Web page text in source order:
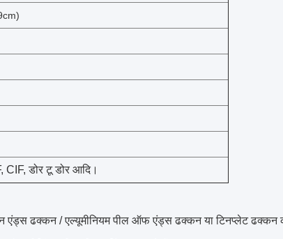
डोर टू डोर आदि।
एंड्स ढक्कन / एल्यूमीनियम पील ऑफ एंड्स ढक्कन या टिनप्लेट